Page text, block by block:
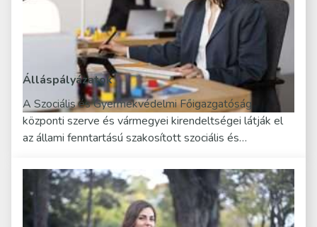
Álláspályázatok
A Szociális és Gyermekvédelmi Főigazgatóság
központi szerve és vármegyei kirendeltségei látják el
az állami fenntartású szakosított szociális és…